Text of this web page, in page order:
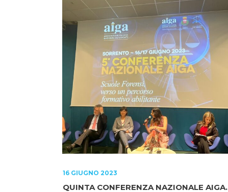
16 GIUGNO 2023
QUINTA CONFERENZA NAZIONALE AIGA.